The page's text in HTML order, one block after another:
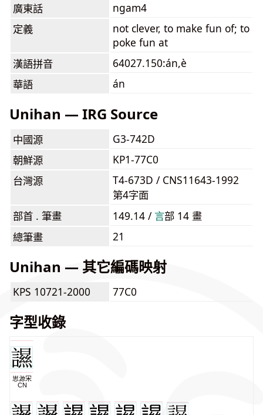
廣東話
ngam4
定義
not clever, to make fun of; to
poke fun at
漢語拼音
64027.150:án,è
華語
án
Unihan — IRG Source
中國源
G3-742D
朝鮮源
KP1-77C0
台灣源
T4-673D / CNS11643-1992
第4字面
部首 . 筆畫
149.14 / ⾔部 14 畫
總筆畫
21
Unihan — 其它編碼映射
KPS 10721-2000 77C0
字型收錄
思源宋
CN